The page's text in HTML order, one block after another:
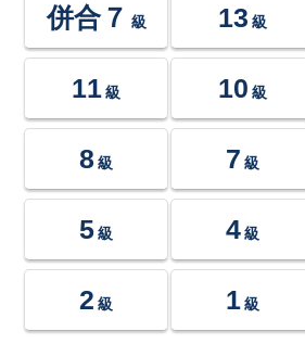
併合７ 級 13 級
11 級 10 級
8 級 7 級
5 級 4 級
2 級 1 級